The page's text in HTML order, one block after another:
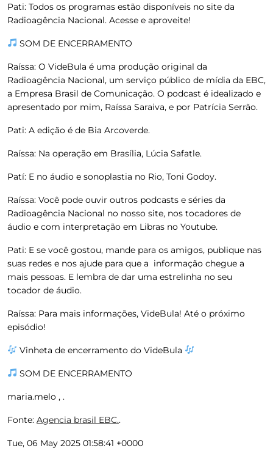
Pati: Todos os programas estão disponíveis no site da
Radioagência Nacional. Acesse e aproveite!
SOM DE ENCERRAMENTO
Raíssa: O VideBula é uma produção original da
Radioagência Nacional, um serviço público de mídia da EBC,
a Empresa Brasil de Comunicação. O podcast é idealizado e
apresentado por mim, Raíssa Saraiva, e por Patrícia Serrão.
Pati: A edição é de Bia Arcoverde.
Raíssa: Na operação em Brasília, Lúcia Safatle.
Patí: E no áudio e sonoplastia no Rio, Toni Godoy.
Raíssa: Você pode ouvir outros podcasts e séries da
Radioagência Nacional no nosso site, nos tocadores de
áudio e com interpretação em Libras no Youtube.
Pati: E se você gostou, mande para os amigos, publique nas
suas redes e nos ajude para que a informação chegue a
mais pessoas. E lembra de dar uma estrelinha no seu
tocador de áudio.
Raíssa: Para mais informações, VideBula! Até o próximo
episódio!
Vinheta de encerramento do VideBula
SOM DE ENCERRAMENTO
maria.melo , .
Fonte: Agencia brasil EBC..
Tue, 06 May 2025 01:58:41 +0000